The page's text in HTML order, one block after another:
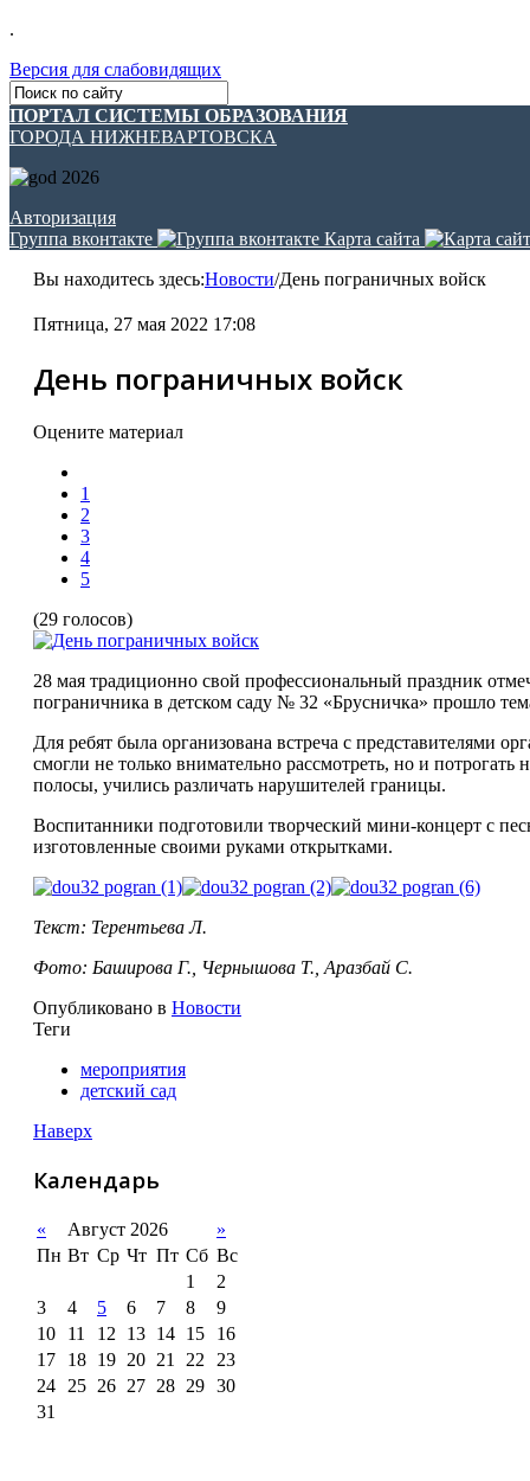
.
Версия для слабовидящих
ПОРТАЛ СИСТЕМЫ ОБРАЗОВАНИЯ
ГОРОДА НИЖНЕВАРТОВСКА
Авторизация
Группа вконтакте
Карта сайта
Вы находитесь здесь:Новости/День пограничных войск
Пятница, 27 мая 2022 17:08
День пограничных войск
Оцените материал
1
2
3
4
5
(29 голосов)
28 мая традиционно свой профессиональный праздник
пограничника в детском саду № 32 «Брусничка» прошло
Для ребят была организована встреча с представителями
смогли не только внимательно рассмотреть, но и
полосы, учились различать нарушителей границы.
Воспитанники подготовили творческий мини-концерт с
изготовленные своими руками открытками.
Текст: Терентьева Л.
Фото: Баширова Г., Чернышова Т., Аразбай С.
Опубликовано в Новости
Теги
мероприятия
детский сад
Наверх
Календарь
« Август 2026
»
Пн Вт Ср Чт Пт Сб Вс
1
2
3
4 5 6 7 8
9
10
11 12 13 14 15
16
17
18 19 20 21 22
23
24
25 26 27 28 29 30
31